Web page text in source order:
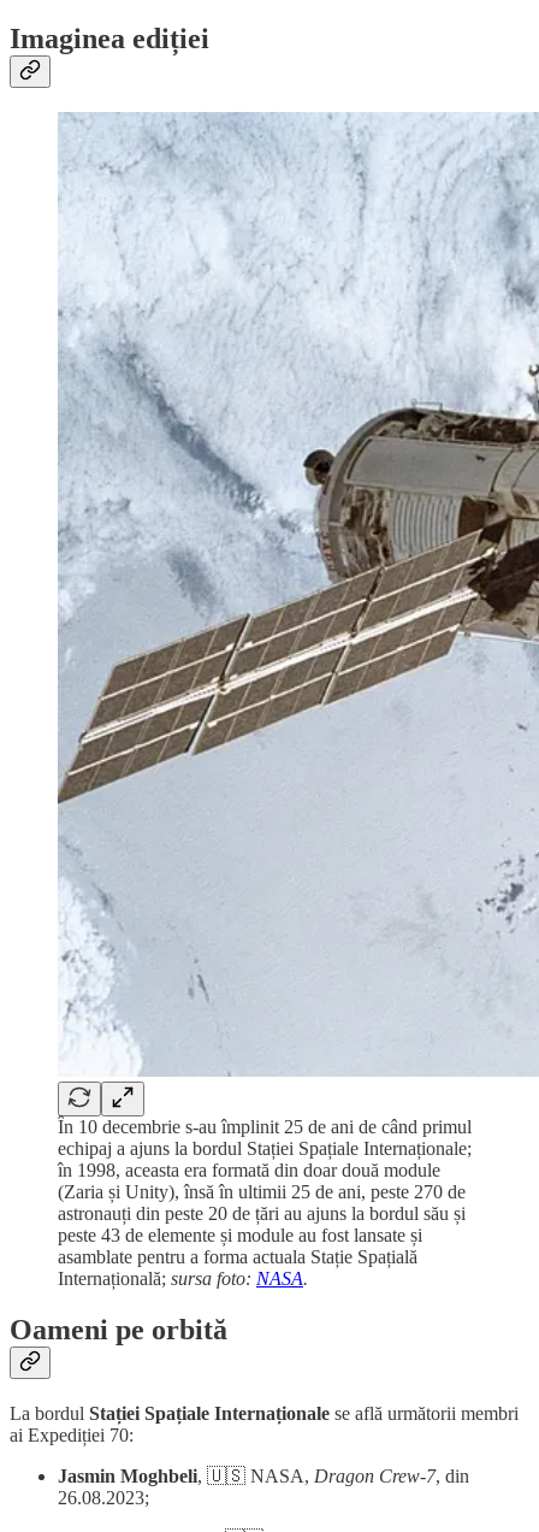
Imaginea ediției
În 10 decembrie s-au împlinit 25 de ani de când primul
echipaj a ajuns la bordul Stației Spațiale Internaționale;
în 1998, aceasta era formată din doar două module
(Zaria și Unity), însă în ultimii 25 de ani, peste 270 de
astronauți din peste 20 de țări au ajuns la bordul său și
peste 43 de elemente și module au fost lansate și
asamblate pentru a forma actuala Stație Spațială
Internațională; sursa foto: NASA.
Oameni pe orbită
La bordul Stației Spațiale Internaționale se află următorii membri
ai Expediției 70:
Jasmin Moghbeli, 🇺🇸 NASA, Dragon Crew-7, din
26.08.2023;